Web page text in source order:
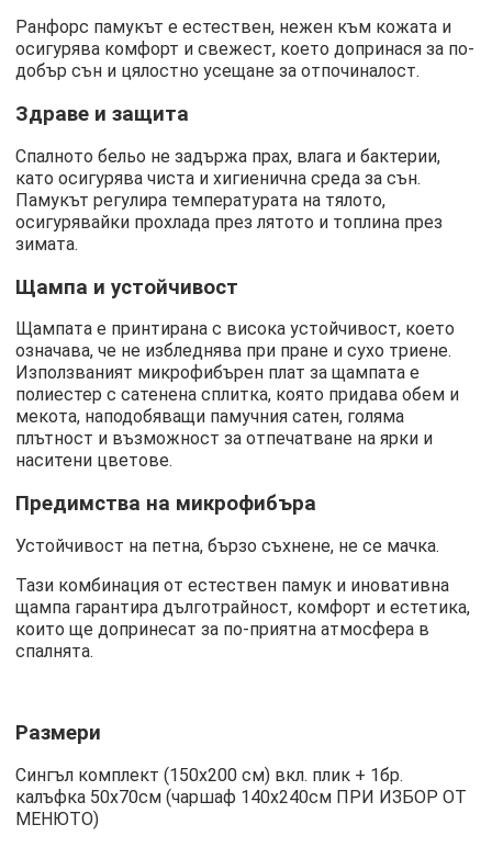
Ранфорс памукът е естествен, нежен към кожата и
осигурява комфорт и свежест, което допринася за по-
добър сън и цялостно усещане за отпочиналост.
Здраве и защита
Спалното бельо не задържа прах, влага и бактерии,
като осигурява чиста и хигиенична среда за сън.
Памукът регулира температурата на тялото,
осигурявайки прохлада през лятото и топлина през
зимата.
Щампа и устойчивост
Щампата е принтирана с висока устойчивост, което
означава, че не избледнява при пране и сухо триене.
Използваният микрофибърен плат за щампата е
полиестер с сатенена сплитка, която придава обем и
мекота, наподобяващи памучния сатен, голяма
плътност и възможност за отпечатване на ярки и
наситени цветове.
Предимства на микрофибъра
Устойчивост на петна, бързо съхнене, не се мачка.
Тази комбинация от естествен памук и иновативна
щампа гарантира дълготрайност, комфорт и естетика,
които ще допринесат за по-приятна атмосфера в
спалнята.
Размери
Сингъл комплект (150х200 см) вкл. плик + 1бр.
калъфка 50х70см (чаршаф 140х240см ПРИ ИЗБОР ОТ
МЕНЮТО)